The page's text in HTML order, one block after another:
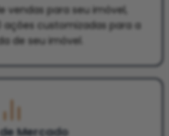
vendas para seu imóvel,
customizadas para a
de seu imóvel.
Mercado